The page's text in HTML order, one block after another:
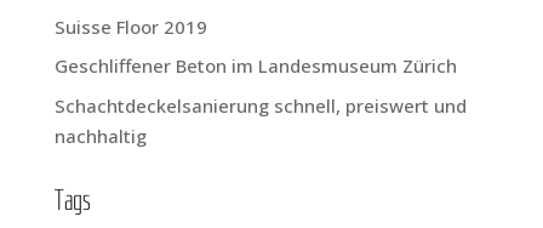
Suis­se Flo­or 2019
Geschlif­fe­ner Beton im Lan­des­mu­se­um Zürich
Schacht­de­ckel­sa­nie­rung schnell, preis­wert und
nachhaltig
Tags